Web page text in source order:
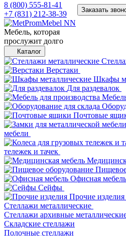
8 (800) 555-81-41
+7 (831) 212-38-39
Заказать
Мебель, которая
прослужит долго
Каталог
Верстаки
Шкафы
Для раздевалок
Почтовые
мебели
тележек и тачек
Офисная мебель
Сейфы
Прочие изделия
Стеллажи металлические
Cтеллажи архивные
Складские стеллажи
Полочные стеллажи